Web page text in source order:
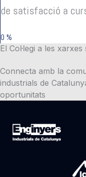
de satisfacció a
0 %
El Col·legi a les xarxes
Connecta amb la
industrials de
oportunitats